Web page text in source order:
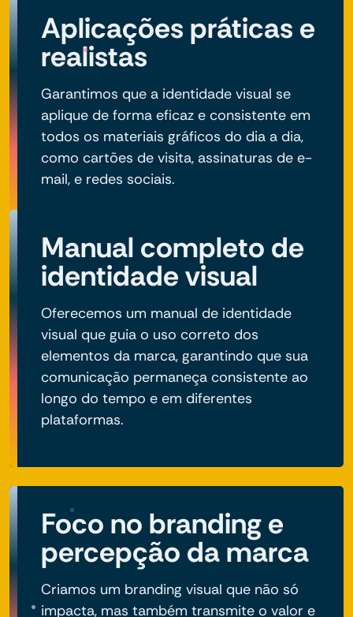
Aplicações práticas e
realistas
Garantimos que a identidade visual se
aplique de forma eficaz e consistente em
todos os materiais gráficos do dia a dia,
como cartões de visita, assinaturas de e-
mail, e redes sociais.
Manual completo de
identidade visual
Oferecemos um manual de identidade
visual que guia o uso correto dos
elementos da marca, garantindo que sua
comunicação permaneça consistente ao
longo do tempo e em diferentes
plataformas.
Foco no branding e
percepção da marca
Criamos um branding visual que não só
impacta, mas também transmite o valor e